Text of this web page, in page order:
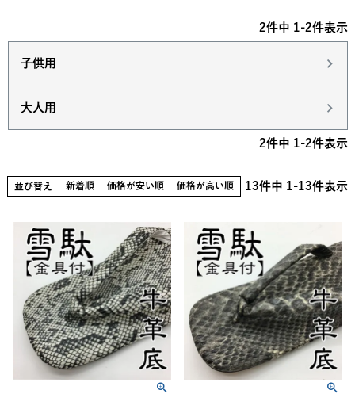
2件中 1-2件表示
子供用
大人用
2件中 1 -2件表示
並び替え 新着順 価格が安い順 価格が高い順 13件中 1 -13件表示